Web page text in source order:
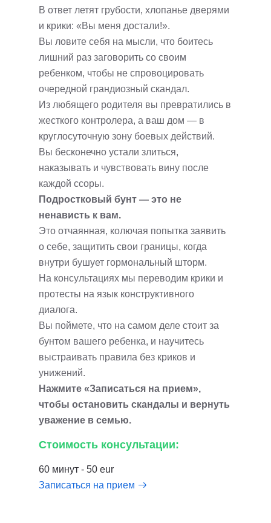
В ответ летят грубости, хлопанье дверями
и крики: «Вы меня достали!».
Вы ловите себя на мысли, что боитесь
лишний раз заговорить со своим
ребенком, чтобы не спровоцировать
очередной грандиозный скандал.
Из любящего родителя вы превратились в
жесткого контролера, а ваш дом — в
круглосуточную зону боевых действий.
Вы бесконечно устали злиться,
наказывать и чувствовать вину после
каждой ссоры.
Подростковый бунт — это не
ненависть к вам.
Это отчаянная, колючая попытка заявить
о себе, защитить свои границы, когда
внутри бушует гормональный шторм.
На консультациях мы переводим крики и
протесты на язык конструктивного
диалога.
Вы поймете, что на самом деле стоит за
бунтом вашего ребенка, и научитесь
выстраивать правила без криков и
унижений.
Нажмите «Записаться на прием»,
чтобы остановить скандалы и вернуть
уважение в семью.
Стоимость консультации:
60 минут - 50 eur
Записаться на прием